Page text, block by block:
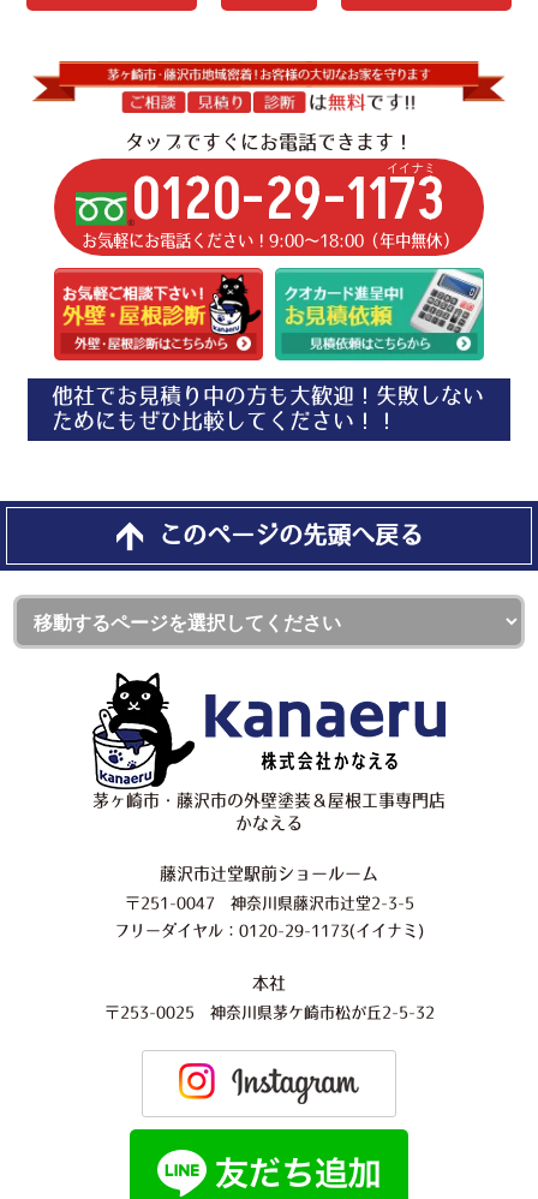
タップですぐにお電話できます！
0120-29-1173
イイナミ
お気軽にお電話ください！9:00〜18:00（年中無休）
他社でお見積り中の方も大歓迎！失敗しない
ためにもぜひ比較してください！！
このページの先頭へ戻る
茅ヶ崎市・藤沢市の外壁塗装＆屋根工事専門店
かなえる
藤沢市辻堂駅前ショールーム
〒251-0047 神奈川県藤沢市辻堂2-3-5
フリーダイヤル：0120-29-1173(イイナミ)
本社
〒253-0025 神奈川県茅ケ崎市松が丘2-5-32